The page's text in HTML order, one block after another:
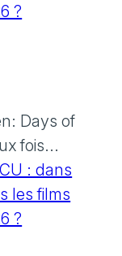
?
Days of
fois...
: dans
les films
?